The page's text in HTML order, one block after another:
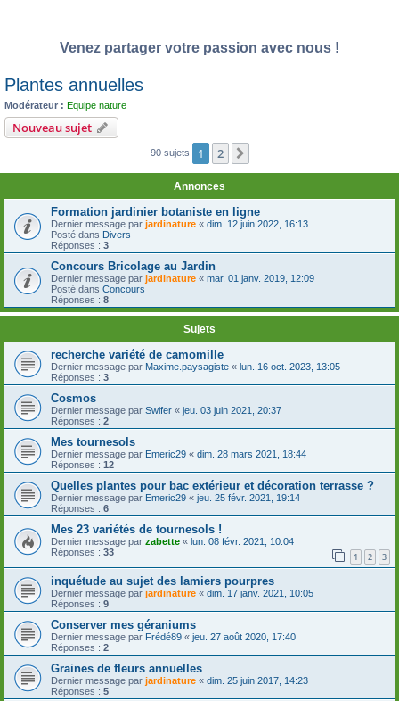
Venez partager votre passion avec nous !
Plantes annuelles
Modérateur : Equipe nature
Nouveau sujet
90 sujets 1 2
Annonces
Formation jardinier botaniste en ligne
Dernier message par jardinature « dim. 12 juin 2022, 16:13
Posté dans Divers
Réponses : 3
Concours Bricolage au Jardin
Dernier message par jardinature « mar. 01 janv. 2019, 12:09
Posté dans Concours
Réponses : 8
Sujets
recherche variété de camomille
Dernier message par Maxime.paysagiste « lun. 16 oct. 2023, 13:05
Réponses : 3
Cosmos
Dernier message par Swifer « jeu. 03 juin 2021, 20:37
Réponses : 2
Mes tournesols
Dernier message par Emeric29 « dim. 28 mars 2021, 18:44
Réponses : 12
Quelles plantes pour bac extérieur et décoration terrasse ?
Dernier message par Emeric29 « jeu. 25 févr. 2021, 19:14
Réponses : 6
Mes 23 variétés de tournesols !
Dernier message par zabette « lun. 08 févr. 2021, 10:04
Réponses : 33 1 2 3
inquétude au sujet des lamiers pourpres
Dernier message par jardinature « dim. 17 janv. 2021, 10:05
Réponses : 9
Conserver mes géraniums
Dernier message par Frédé89 « jeu. 27 août 2020, 17:40
Réponses : 2
Graines de fleurs annuelles
Dernier message par jardinature « dim. 25 juin 2017, 14:23
Réponses : 5